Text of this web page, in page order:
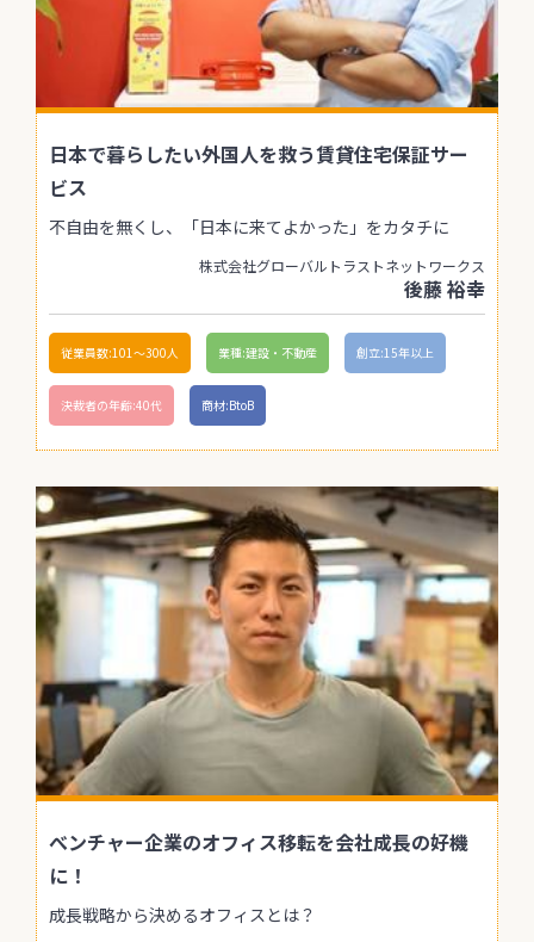
日本で暮らしたい外国人を救う賃貸住宅保証サー
ビス
不自由を無くし、「日本に来てよかった」をカタチに
株式会社グローバルトラストネットワークス
後藤 裕幸
従業員数:101〜300人 業種:建設・不動産 創立:15年以上
決裁者の年齢:40代 商材:BtoB
べンチャー企業のオフィス移転を会社成長の好機
に！
成長戦略から決めるオフィスとは？